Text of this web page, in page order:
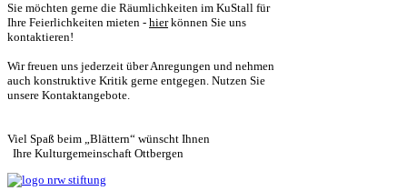
Sie möchten gerne die Räumlichkeiten im KuStall für
Ihre Feierlichkeiten mieten - hierkönnen Sie uns
kontaktieren!
Wir freuen uns jederzeit über Anregungen und nehmen
auch konstruktive Kritik gerne entgegen. Nutzen Sie
unsere Kontaktangebote.
Viel Spaß beim „Blättern“ wünscht Ihnen
Ihre Kulturgemeinschaft Ottbergen